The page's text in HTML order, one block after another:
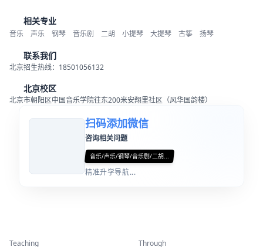
相关专业
音乐 声乐 钢琴 音乐剧 二胡 小提琴 大提琴 古筝 扬琴
联系我们
北京招生热线：18501056132
北京校区
北京市朝阳区中国音乐学院往东200米安翔里社区（风华国韵楼）
扫码添加微信
咨询相关问题
音乐/声乐/钢琴/音乐剧/二胡...
精准升学导航...
Teaching
Through